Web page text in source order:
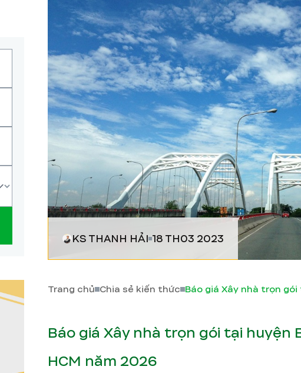
KS THANH HẢI 18 TH03 2023
Trang chủ Chia sẻ kiến thức
Báo giá Xây nhà trọn gói tại huyện
HCM năm 2026